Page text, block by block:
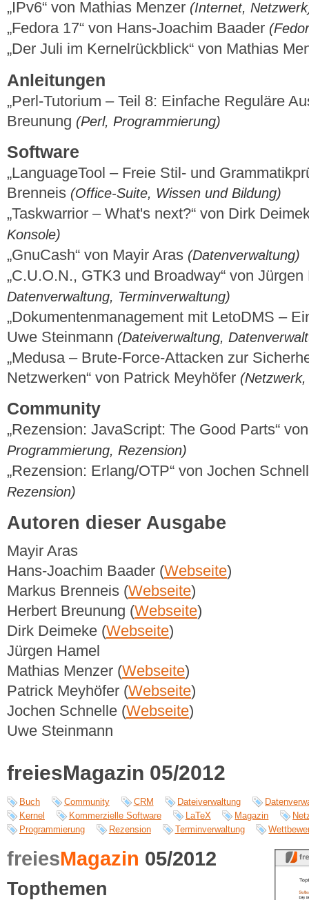
„IPv6“ von Mathias Menzer (Internet,
„Fedora 17“ von Hans-Joachim Baader
„Der Juli im Kernelrückblick“ von Mathias
Anleitungen
„Perl-Tutorium – Teil 8: Einfache Reguläre
Breunung (Perl, Programmierung)
Software
„LanguageTool – Freie Stil- und
Brenneis (Office-Suite, Wissen und Bildung)
„Taskwarrior – What's next?“ von Dirk
Konsole)
„GnuCash“ von Mayir Aras (Datenverwaltung)
„C.U.O.N., GTK3 und Broadway“ von
Datenverwaltung, Terminverwaltung)
„Dokumentenmanagement mit LetoDMS –
Uwe Steinmann (Dateiverwaltung,
„Medusa – Brute-Force-Attacken zur
Netzwerken“ von Patrick Meyhöfer
Community
„Rezension: JavaScript: The Good Parts“
Programmierung, Rezension)
„Rezension: Erlang/OTP“ von Jochen
Rezension)
Autoren dieser Ausgabe
Mayir Aras
Hans-Joachim Baader (Webseite)
Markus Brenneis (Webseite)
Herbert Breunung (Webseite)
Dirk Deimeke (Webseite)
Jürgen Hamel
Mathias Menzer (Webseite)
Patrick Meyhöfer (Webseite)
Jochen Schnelle (Webseite)
Uwe Steinmann
freiesMagazin 05/2012
Buch Community CRM Dateiverwaltung
Kernel
Kommerzielle Software LaTeX Magazin
Programmierung
Rezension Terminverwaltung
freiesMagazin 05/2012
Topthemen